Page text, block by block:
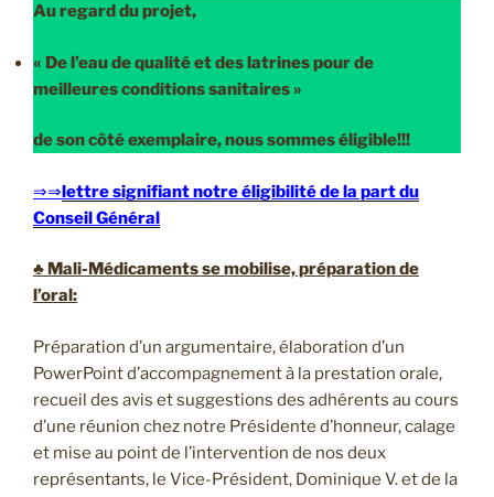
Au regard du projet,
« De l’eau de qualitéet des latrines pour de
meilleures conditions sanitaires »
de son côté exemplaire, nous sommes éligible!!!
⇒⇒lettre signifiant notre éligibilité de la part du
Conseil Général
♣ Mali-Médicaments se mobilise, préparation de
l’oral:
Préparation d’un argumentaire, élaboration d’un
PowerPoint d’accompagnement à la prestation orale,
recueil des avis et suggestions des adhérents au cours
d’une réunion chez notre Présidente d’honneur, calage
et mise au point de l’intervention de nos deux
représentants, le Vice-Président, Dominique V. et de la